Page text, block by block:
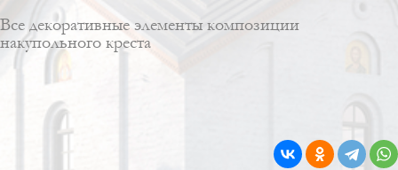
Все декоративные элементы композиции
накупольного креста